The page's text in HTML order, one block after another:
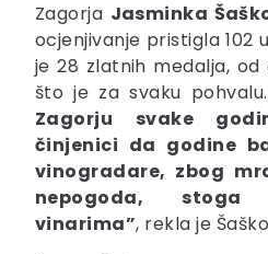
Zagorja Jasminka
ocjenjivanje pristigla 102
je 28 zlatnih medalja,
što je za svaku pohvalu.
Zagorju svake
činjenici da godine
vinogradare, zbog
nepogoda,
vinarima”, rekla je